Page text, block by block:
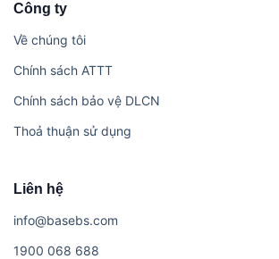
Công ty
Về chúng tôi
Chính sách ATTT
Chính sách bảo vệ DLCN
Thoả thuận sử dụng
Liên hệ
i​n​f​o​@​b​a​s​e​b​s​.​c​o​m
1​9​0​0​ ​0​6​8​ ​6​8​8